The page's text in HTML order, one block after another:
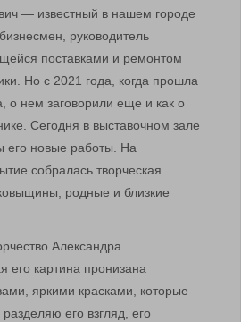
— известный в нашем городе
руководитель
поставками и ремонтом
Но с 2021 года, когда прошла
о нем заговорили еще и как о
Сегодня в выставочном зале
его новые работы. На
собралась творческая
родные и близкие
Александра
его картина пронизана
яркими красками, которые
его взгляд, его